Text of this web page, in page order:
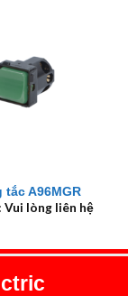
tắc A96MGR
Vui lòng liên hệ